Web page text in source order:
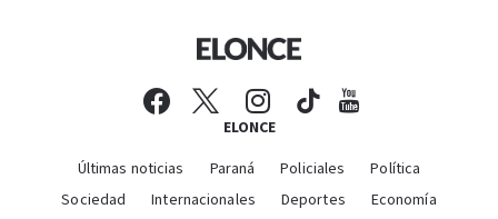
ELONCE
Últimas noticias Paraná Policiales
Política
Sociedad
Internacionales Deportes
Economía